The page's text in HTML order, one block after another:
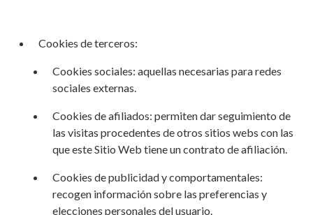
Cookies de terceros:
Cookies sociales: aquellas necesarias para redes
sociales externas.
Cookies de afiliados: permiten dar seguimiento de
las visitas procedentes de otros sitios webs con las
que este Sitio Web tiene un contrato de afiliación.
Cookies de publicidad y comportamentales:
recogen información sobre las preferencias y
elecciones personales del usuario.